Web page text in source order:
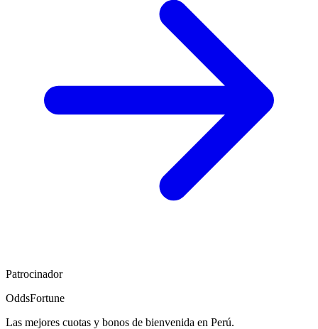
Patrocinador
OddsFortune
Las mejores cuotas y bonos de bienvenida en Perú.